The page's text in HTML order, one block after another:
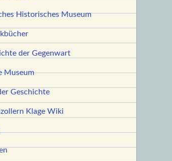
Historisches Museum
der Gegenwart
Museum
Geschichte
Klage Wiki